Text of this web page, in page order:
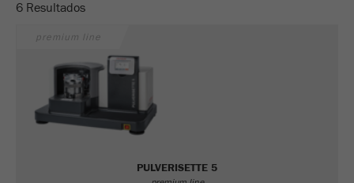
comércio eletrônico, a uma fonte de visitantes.
O cookie não contém informações.
Ciclo de
vida cookie
6 meses
6 Resultados
premium line
PULVERISETTE 5